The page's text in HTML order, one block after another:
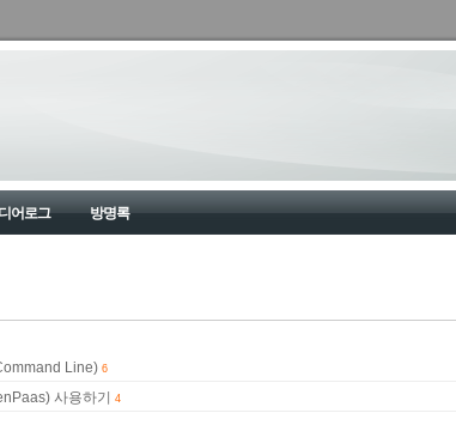
어로그 방명록
Line) 6
사용하기 4